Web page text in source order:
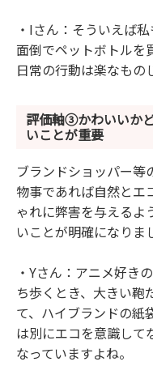
・Iさん：そういえば
面倒でペットボトルを
日常の行動は楽なもの
評価軸③かわいいか
いことが重要
ブランドショッパー等
物事であれば自然とエ
ゃれに弊害を与えるよ
いことが明確になりま
・Yさん：アニメ好き
ち歩くとき、大きい鞄
て、ハイブランドの紙
は別にエコを意識して
なっていますよね。